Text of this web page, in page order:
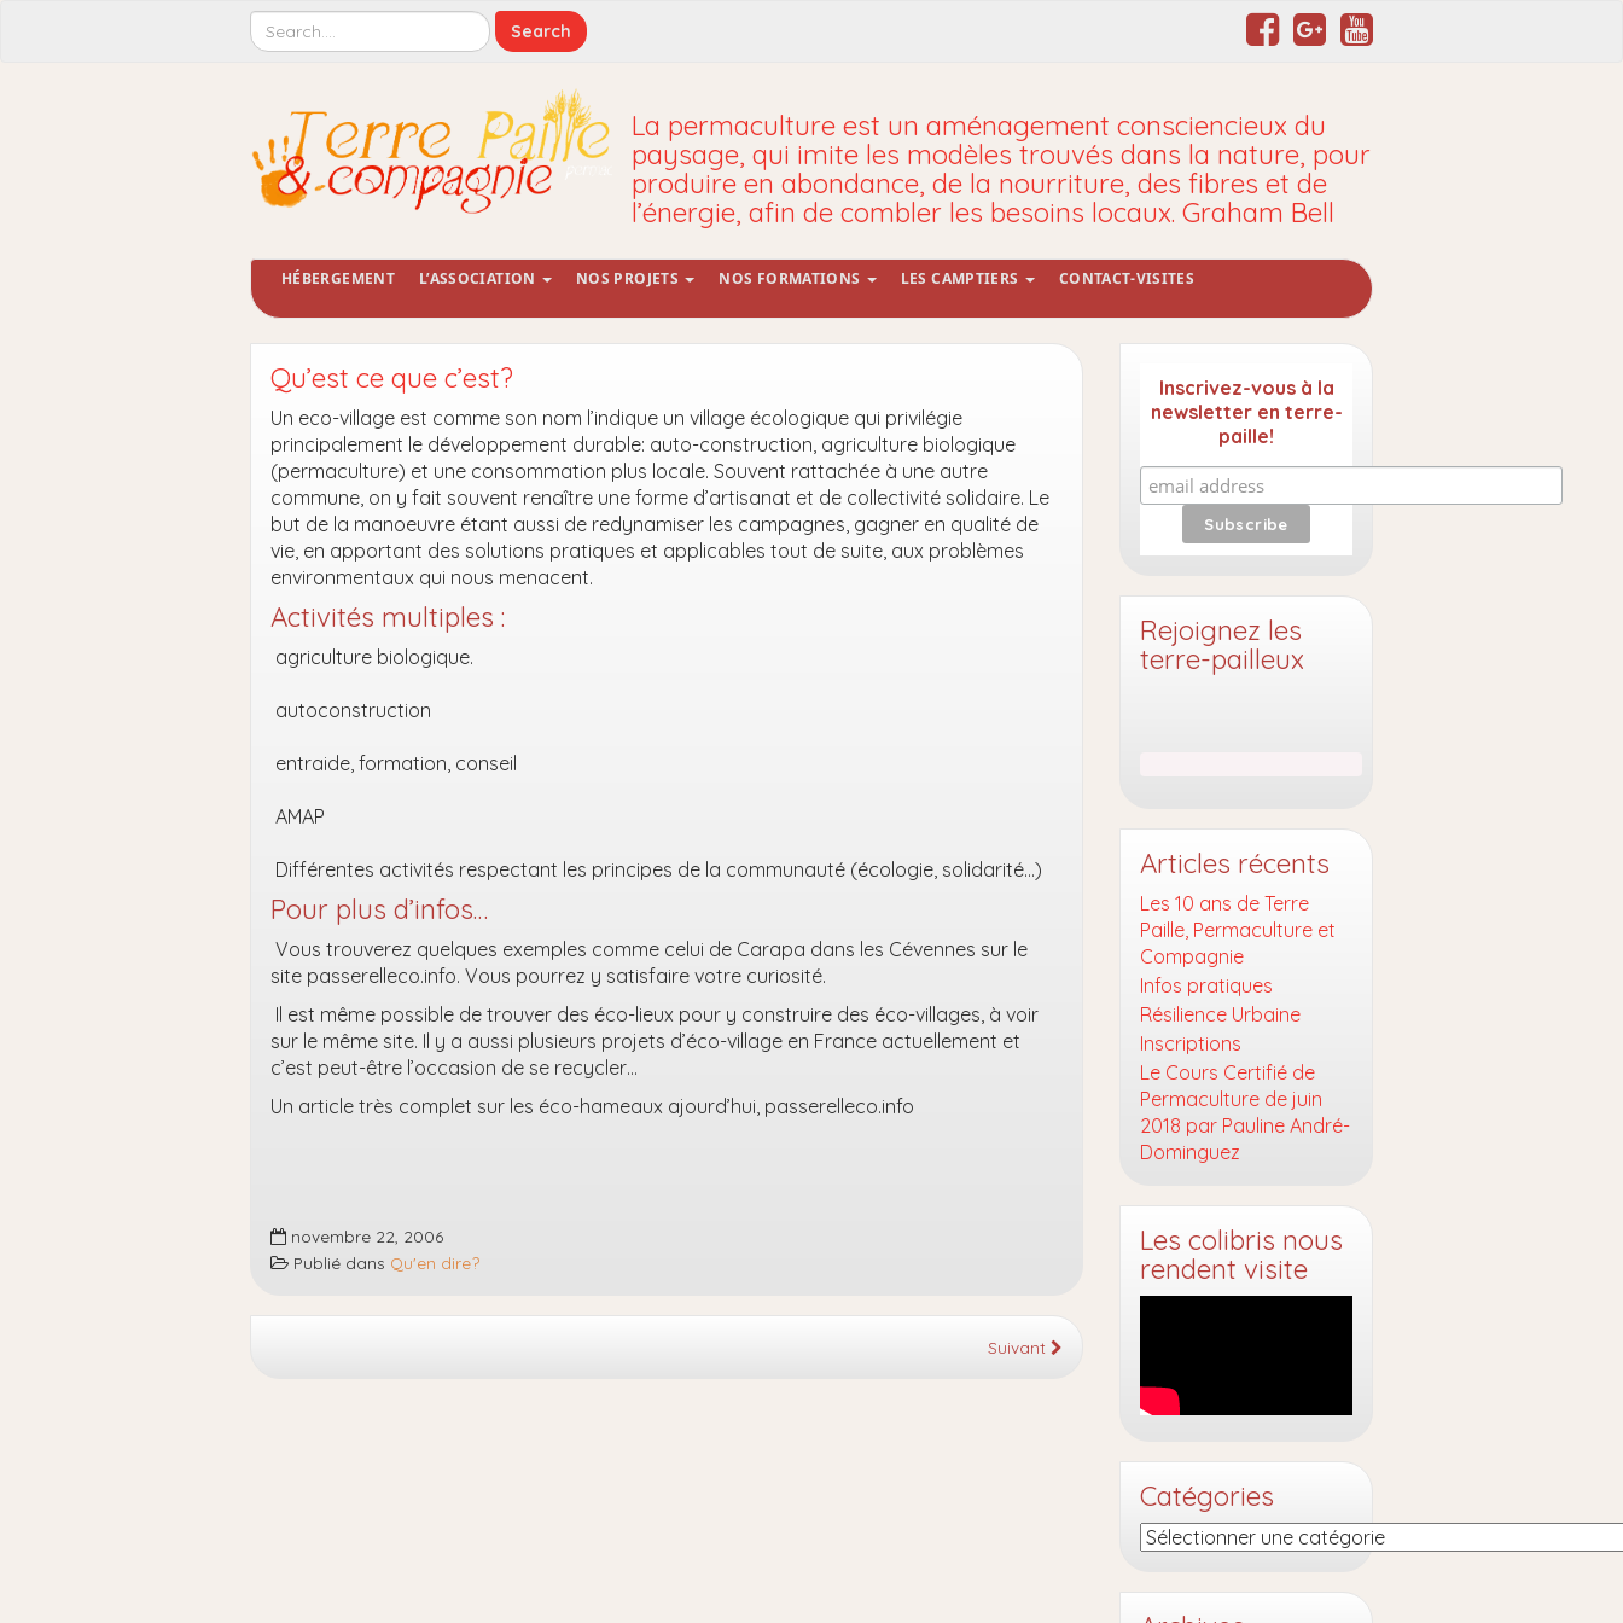
La permaculture est un aménagement consciencieux du
paysage, qui imite les modèles trouvés dans la nature, pour
produire en abondance, de la nourriture, des fibres et de
l’énergie, afin de combler les besoins locaux. Graham Bell
HÉBERGEMENT L’ASSOCIATION NOS PROJETS NOS FORMATIONS LES CAMPTIERS CONTACT-VISITES
Qu’est ce que c’est?
Un eco-village est comme son nom l’indique un village écologique qui privilégie
principalement le développement durable: auto-construction, agriculture biologique
(permaculture) et une consommation plus locale. Souvent rattachée à une autre
commune, on y fait souvent renaître une forme d’artisanat et de collectivité solidaire. Le
but de la manoeuvre étant aussi de redynamiser les campagnes, gagner en qualité de
vie, en apportant des solutions pratiques et applicables tout de suite, aux problèmes
environmentaux qui nous menacent.
Activités multiples :
agriculture biologique.
autoconstruction
entraide, formation, conseil
AMAP
Différentes activités respectant les principes de la communauté (écologie, solidarité…)
Pour plus d’infos…
Vous trouverez quelques exemples comme celui de Carapa dans les Cévennes sur le
site passerelleco.info. Vous pourrez y satisfaire votre curiosité.
Il est même possible de trouver des éco-lieux pour y construire des éco-villages, à voir
sur le même site. Il y a aussi plusieurs projets d’éco-village en France actuellement et
c’est peut-être l’occasion de se recycler…
Un article très complet sur les éco-hameaux ajourd’hui, passerelleco.info
novembre 22, 2006
Publié dans Qu'en dire?
Suivant
Inscrivez-vous à la
newsletter en terre-
paille!
Rejoignez les
terre-pailleux
Articles récents
Les 10 ans de Terre
Paille, Permaculture et
Compagnie
Infos pratiques
Résilience Urbaine
Inscriptions
Le Cours Certifié de
Permaculture de juin
2018 par Pauline André-
Dominguez
Les colibris nous
rendent visite
Catégories
Catégories